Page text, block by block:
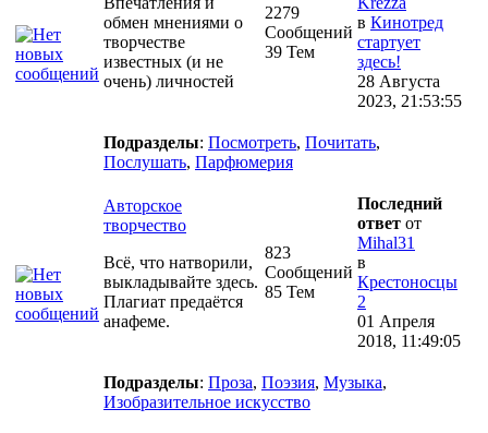
обмен мнениями о
творчестве
известных (и не
очень) личностей
2279
Сообщений
39 Тем
в Кинотред
стартует
здесь!
28 Августа
2023, 21:53:55
Подразделы: Посмотреть, Почитать,
Послушать, Парфюмерия
Авторское
творчество
Всё, что натворили,
выкладывайте здесь.
Плагиат предаётся
анафеме.
823
Сообщений
85 Тем
Последний
ответ от
Mihal31
в
Крестоносцы
2
01 Апреля
2018, 11:49:05
Подразделы: Проза, Поэзия, Музыка,
Изобразительное искусство